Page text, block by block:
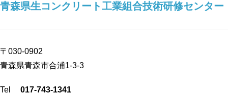
青森県生コンクリート工業組合技術研修センター
〒030-0902
青森県青森市合浦1-3-3
Tel
017-743-1341